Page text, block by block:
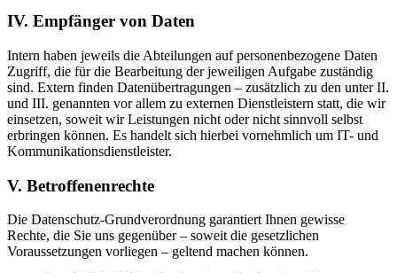
IV. Empfänger von Daten
Intern haben jeweils die Abteilungen auf personenbezogene Daten
Zugriff, die für die Bearbeitung der jeweiligen Aufgabe zuständig
sind. Extern finden Datenübertragungen – zusätzlich zu den unter II.
und III. genannten vor allem zu externen Dienstleistern statt, die wir
einsetzen, soweit wir Leistungen nicht oder nicht sinnvoll selbst
erbringen können. Es handelt sich hierbei vornehmlich um IT- und
Kommunikationsdienstleister.
V. Betroffenenrechte
Die Datenschutz-Grundverordnung garantiert Ihnen gewisse
Rechte, die Sie uns gegenüber – soweit die gesetzlichen
Voraussetzungen vorliegen – geltend machen können.